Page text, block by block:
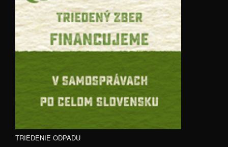
TRIEDENIE ODPADU